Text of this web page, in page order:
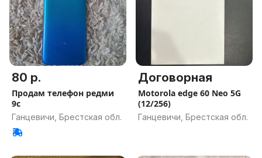
80 р.
Продам телефон редми
9с
Ганцевичи, Брестская обл.
Договорная
Motorola edge 60 Neo 5G
(12/256)
Ганцевичи, Брестская обл.